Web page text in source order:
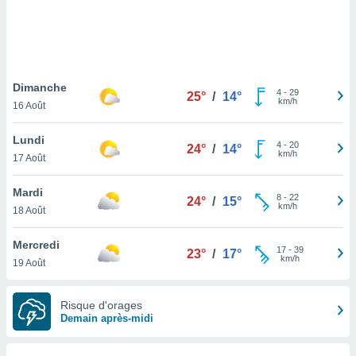
de
cas,
que
la
et que
ne
Dimanche
16 Août
25° / 14° 4- 29
km/h
Lundi
17 Août
24° / 14° 4- 20
km/h
Mardi
18 Août
24° / 15° 8- 22
km/h
Mercredi
19 Août
23° / 17° 17- 39
km/h
Risque d'orages
Demain après-midi